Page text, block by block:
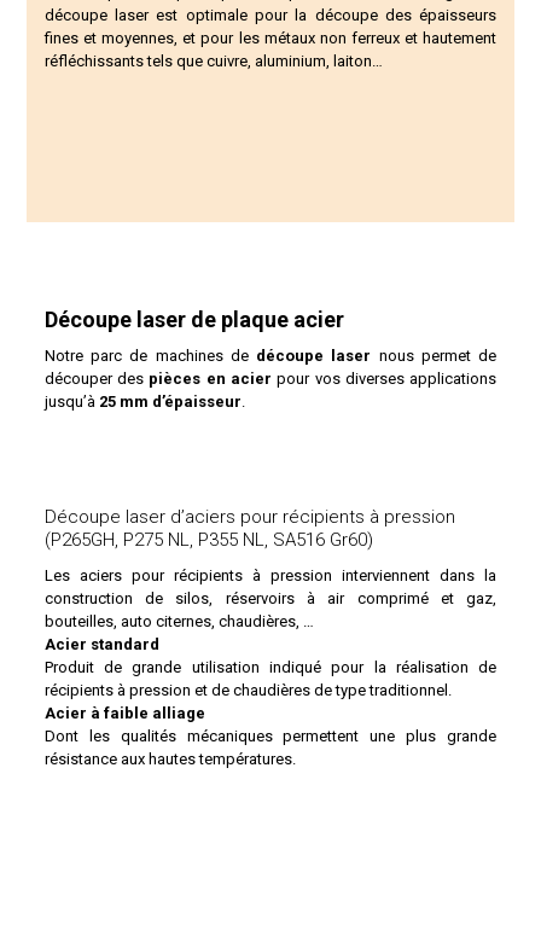
découpe laserest optimale pour la découpe des épaisseurs
fines et moyennes , et pour les métaux non ferreuxet hautement
réfléchissants tels que cuivre, aluminium, laiton…
Découpe laser de plaque acier
Notre parc de machines de découpe laser nous permet de
découper des pièces en acier pour vos diverses applications
jusqu’à 25 mm d’épaisseur
Découpe laser d’aciers pour récipients à pression
(P265GH, P275 NL, P355 NL, SA516 Gr60)
Les aciers pour récipients à pression interviennent dans la
construction de silos, réservoirs à air comprimé et gaz,
bouteilles, auto citernes, chaudières, …
Acier standard
Produit de grande utilisation indiqué pour la réalisation de
récipients à pression et de chaudières de type traditionnel.
Acier à faible alliage
Dont les qualités mécaniques permettent une plus grande
résistance aux hautes températures.